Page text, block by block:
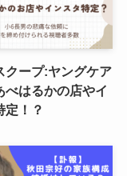
クープ:ヤングケア
べはるかの店やイ
定！？